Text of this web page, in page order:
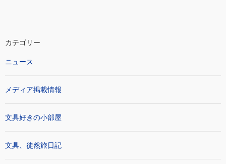
カテゴリー
ニュース
メディア掲載情報
文具好きの小部屋
文具、徒然旅日記